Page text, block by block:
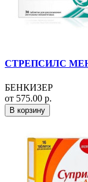
СТРЕПСИЛС
БЕНКИЗЕР
от 575.00 р.
В корзину